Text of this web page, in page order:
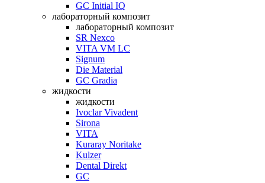
GC Initial IQ
лабораторный композит
лабораторный композит
SR Nexco
VITA VM LC
Signum
Die Material
GC Gradia
жидкости
жидкости
Ivoclar Vivadent
Sirona
VITA
Kuraray Noritake
Kulzer
Dental Direkt
GC